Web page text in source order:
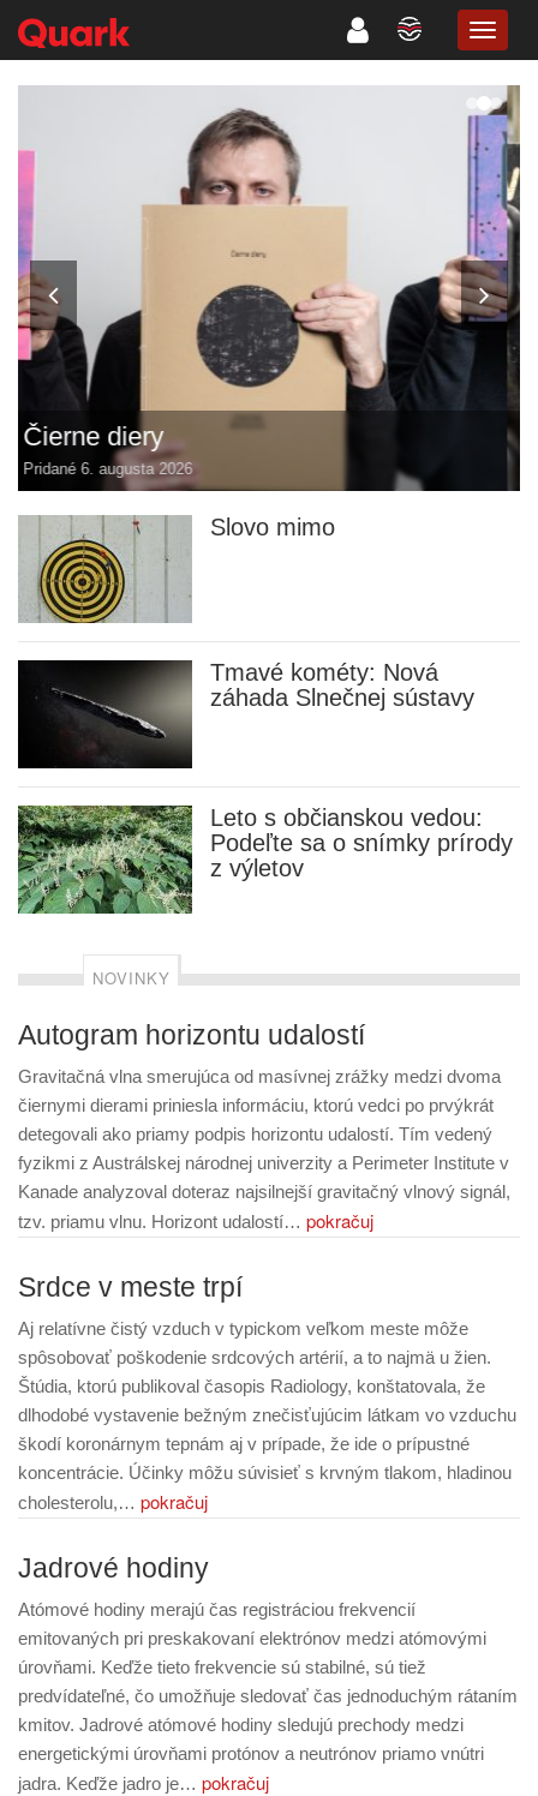
Trikrát o Enigme: Čierna skrinka
Pridané 5. augusta 2026
Slovo mimo
Tmavé kométy: Nová
záhada Slnečnej sústavy
Leto s občianskou vedou:
Podeľte sa o snímky prírody
z výletov
NOVINKY
Autogram horizontu udalostí
Gravitačná vlna smerujúca od masívnej zrážky medzi dvoma
čiernymi dierami priniesla informáciu, ktorú vedci po prvýkrát
detegovali ako priamy podpis horizontu udalostí. Tím vedený
fyzikmi z Austrálskej národnej univerzity a Perimeter Institute v
Kanade analyzoval doteraz najsilnejší gravitačný vlnový signál,
tzv. priamu vlnu. Horizont udalostí… pokračuj
Srdce v meste trpí
Aj relatívne čistý vzduch v typickom veľkom meste môže
spôsobovať poškodenie srdcových artérií, a to najmä u žien.
Štúdia, ktorú publikoval časopis Radiology, konštatovala, že
dlhodobé vystavenie bežným znečisťujúcim látkam vo vzduchu
škodí koronárnym tepnám aj v prípade, že ide o prípustné
koncentrácie. Účinky môžu súvisieť s krvným tlakom, hladinou
cholesterolu,… pokračuj
Jadrové hodiny
Atómové hodiny merajú čas registráciou frekvencií
emitovaných pri preskakovaní elektrónov medzi atómovými
úrovňami. Keďže tieto frekvencie sú stabilné, sú tiež
predvídateľné, čo umožňuje sledovať čas jednoduchým rátaním
kmitov. Jadrové atómové hodiny sledujú prechody medzi
energetickými úrovňami protónov a neutrónov priamo vnútri
jadra. Keďže jadro je… pokračuj